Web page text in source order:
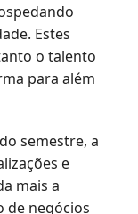
Estes
o talento
para além
semestre, a
e
mais a
de negócios